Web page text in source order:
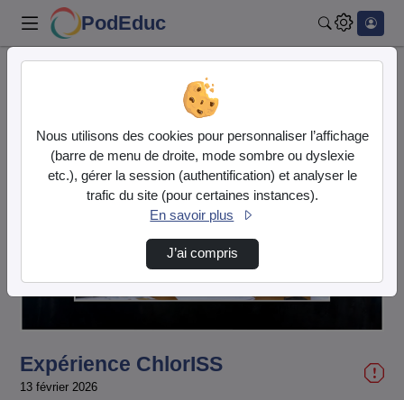
PodEduc
Expérience ChlorISS
Lire
la
vidéo
Expérience ChlorISS
13 février 2026
Nous utilisons des cookies pour personnaliser l’affichage
(barre de menu de droite, mode sombre ou dyslexie
etc.), gérer la session (authentification) et analyser le
trafic du site (pour certaines instances).
En savoir plus
J’ai compris